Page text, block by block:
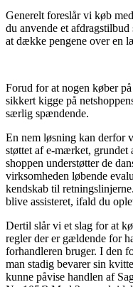
Generelt foreslår vi køb
du anvende et
at dække pengene over en
Forud for at nogen køber
sikkert kigge på
særlig spændende.
En nem løsning kan derfor
støttet af e-mærket, grundet
shoppen understøtter de
virksomheden løbende
kendskab til
blive assisteret, ifald du
Dertil slår vi et slag for at
regler der er gældende for
forhandleren bruger. I den
man stadig bevarer sin
kunne påvise handlen af